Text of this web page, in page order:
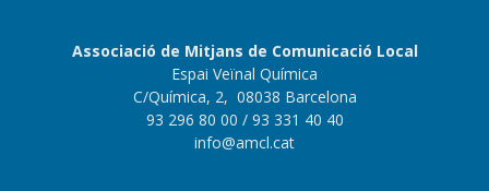
Associació de Mitjans de Comunicació Local
Espai Veïnal Química
C/Química, 2, 08038 Barcelona
93 296 80 00 / 93 331 40 40
info@amcl.cat